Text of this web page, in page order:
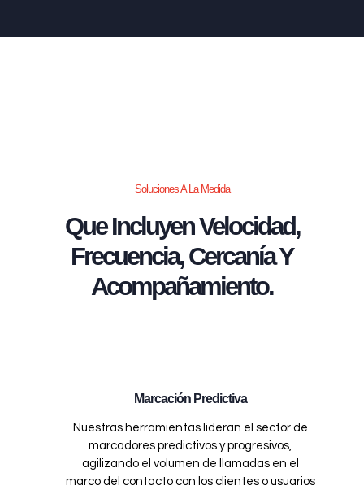
Soluciones A La Medida
Que Incluyen Velocidad,
Frecuencia, Cercanía Y
Acompañamiento.
Marcación Predictiva
Nuestras herramientas lideran el sector de
marcadores predictivos y progresivos,
agilizando el volumen de llamadas en el
marco del contacto con los clientes o usuarios